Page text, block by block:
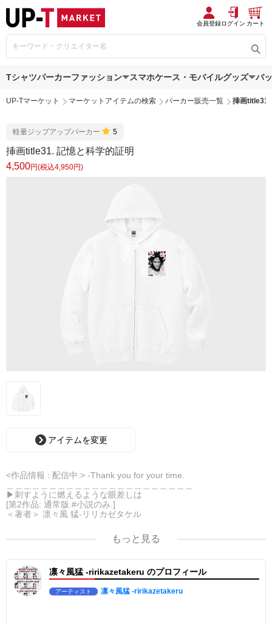
会員登録ログイン カート
Tシャツパーカーファッション スマホケース・モバイルグッズ バ
UP-Tマーケット マーケットアイテムの検索 パーカー販売一覧 挿画title31.
軽量ジップアップパーカー 5
挿画title31. 記憶と科学的証明
4,500円(税込4,950円)
アイテムを変更
<作品情報 : 配信中.> -Thank you for your time.
▶︎刺すように燃えるような眼差しは
[第2作品: 通常版.#小説のみ.]
＜著者＞ 凛々風 猛-リリカゼタケル
英語版: https://amzn.asia/d/eLvAyy5
＿＿＿＿＿＿＿＿＿＿＿＿＿＿＿＿＿＿＿＿＿＿
第2作品の章: “刺すように燃えるような眼差しは”
部分[主人公である小説家の遺作]を絵本化。
＜小説/絵本版＞ 凛々風猛-ririkazetakeru
日本語版: https://amzn.asia/d/d7stkOV
もっと見る
凛々風猛 -ririkazetakeru のプロフィール
アーティスト 凛々風猛 -ririkazetakeru